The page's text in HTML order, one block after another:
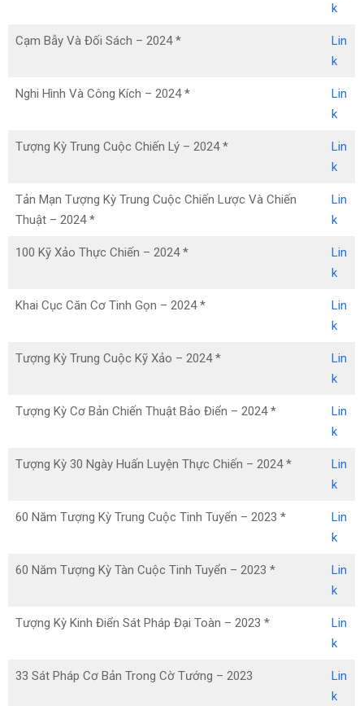
k
Cạm Bẫy Và Đối Sách – 2024 *
Lin
k
Nghi Hình Và Công Kích – 2024 *
Lin
k
Tượng Kỳ Trung Cuộc Chiến Lý – 2024 *
Lin
k
Tản Mạn Tượng Kỳ Trung Cuộc Chiến Lược Và Chiến
Thuật – 2024 *
Lin
k
100 Kỹ Xảo Thực Chiến – 2024 *
Lin
k
Khai Cục Căn Cơ Tinh Gọn – 2024 *
Lin
k
Tượng Kỳ Trung Cuộc Kỹ Xảo – 2024 *
Lin
k
Tượng Kỳ Cơ Bản Chiến Thuật Bảo Điển – 2024 *
Lin
k
Tượng Kỳ 30 Ngày Huấn Luyện Thực Chiến – 2024 *
Lin
k
60 Năm Tượng Kỳ Trung Cuộc Tinh Tuyển – 2023 *
Lin
k
60 Năm Tượng Kỳ Tàn Cuộc Tinh Tuyển – 2023 *
Lin
k
Tượng Kỳ Kinh Điển Sát Pháp Đại Toàn – 2023 *
Lin
k
33 Sát Pháp Cơ Bản Trong Cờ Tướng – 2023
Lin
k